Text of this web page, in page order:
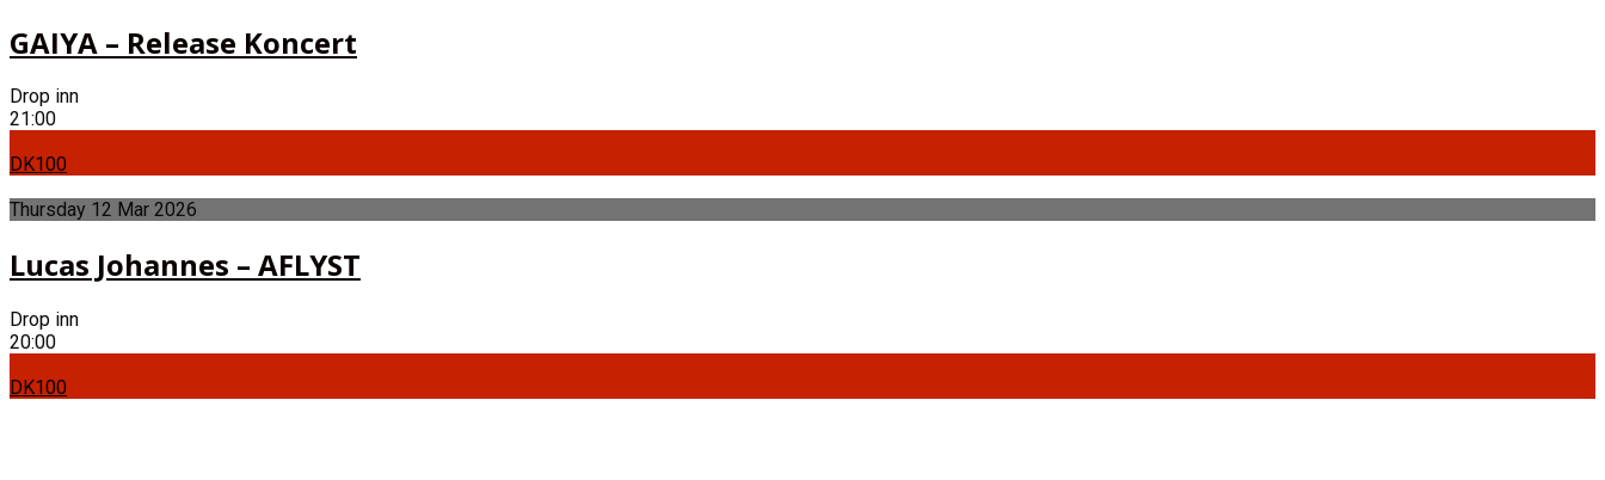
GAIYA – Release Koncert
Drop inn
21:00
DK100
Thursday 12 Mar 2026
Lucas Johannes – AFLYST
Drop inn
20:00
DK100